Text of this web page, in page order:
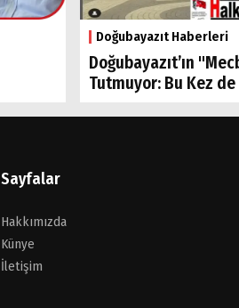
Doğubayazıt Haberleri
Doğubayazıt’ın
Tutmuyor: Bu Kez
Sayfalar
Hakkımızda
Künye
İletişim